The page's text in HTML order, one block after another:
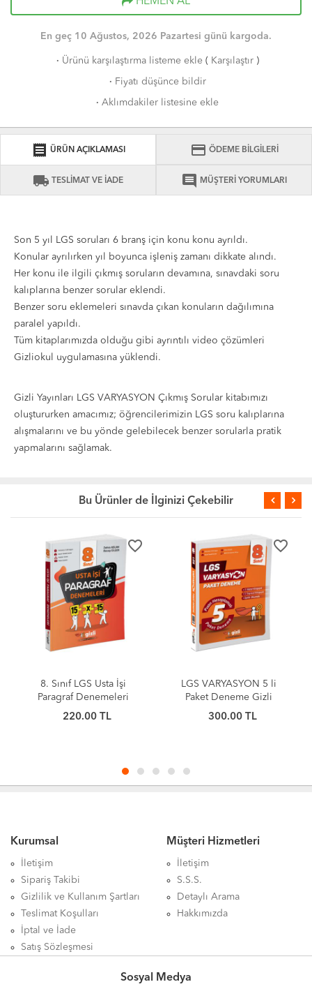
En geç 10 Ağustos, 2026 Pazartesi günü kargoda.
· Ürünü karşılaştırma listeme ekle( Karşılaştır)
· Fiyatı düşünce bildir
· Aklımdakiler listesine ekle
receipt ÜRÜN AÇIKLAMASI credit_card ÖDEME BİLGİLERİ
local_shipping TESLİMAT VE İADE comment MÜŞTERİ YORUMLARI
Son 5 yıl LGS soruları 6 branş için konu konu ayrıldı.
Konular ayrılırken yıl boyunca işleniş zamanı dikkate alındı.
Her konu ile ilgili çıkmış soruların devamına, sınavdaki soru
kalıplarına benzer sorular eklendi.
Benzer soru eklemeleri sınavda çıkan konuların dağılımına
paralel yapıldı.
Tüm kitaplarımızda olduğu gibi ayrıntılı video çözümleri
Gizliokul uygulamasına yüklendi.
Gizli Yayınları LGS VARYASYON Çıkmış Sorular kitabımızı
oluştururken amacımız; öğrencilerimizin LGS soru kalıplarına
alışmalarını ve bu yönde gelebilecek benzer sorularla pratik
yapmalarını sağlamak.
Bu Ürünler de İlginizi Çekebilir
LGS VARYASYON 5 li
Paket Deneme Gizli
Yayınları
300.00 TL
Matbu Yayınları 2025 8.
Sınıf Lgs Matematik Soru
Bankası BU1-BU2 SET
180.00 TL
Kurumsal
İletişim
Sipariş Takibi
Gizlilik ve Kullanım Şartları
Teslimat Koşulları
İptal ve İade
Satış Sözleşmesi
Müşteri Hizmetleri
İletişim
S.S.S.
Detaylı Arama
Hakkımızda
Sosyal Medya